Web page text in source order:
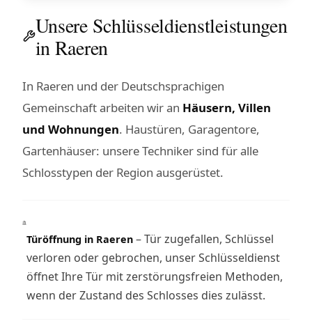
Unsere Schlüsseldienstleistungen
in Raeren
In Raeren und der Deutschsprachigen
Gemeinschaft arbeiten wir an Häusern, Villen
und Wohnungen. Haustüren, Garagentore,
Gartenhäuser: unsere Techniker sind für alle
Schlosstypen der Region ausgerüstet.
Türöffnung in Raeren – Tür zugefallen, Schlüssel
verloren oder gebrochen, unser Schlüsseldienst
öffnet Ihre Tür mit zerstörungsfreien Methoden,
wenn der Zustand des Schlosses dies zulässt.